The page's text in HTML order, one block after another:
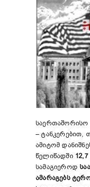
– ტანკერებით,
ამიტომ
წელიწადში
სამაგიეროდ
ამარაგებს